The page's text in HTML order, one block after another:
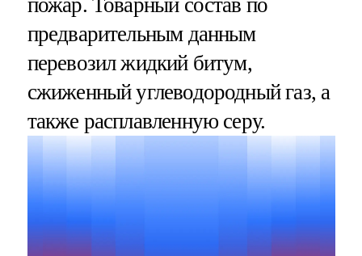
пожар. Товарный состав по
предварительным данным
перевозил жидкий битум,
сжиженный углеводородный газ, а
также расплавленную серу.